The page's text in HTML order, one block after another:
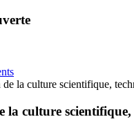
de la culture scientifique,
la culture